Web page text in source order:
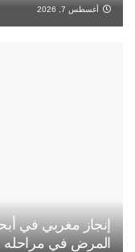
أغسطس 7, 2026
إنجاز مغربي في
المرض في مراحله